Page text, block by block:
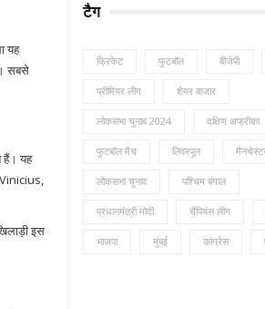
यह
सबसे
हैं। यह
इस
टैग
क्रिकेट फुटबॉल बीजेपी
प्रीमियर लीग शेयर बाजार
लोकसभा चुनाव 2024 दक्षिण अफ्रीका
फुटबॉल मैच लिवरपूल
लोकसभा चुनाव पश्चिम बंगाल
प्रधानमंत्री मोदी चैंपियंस लीग
भाजपा मुंबई कांग्रेस